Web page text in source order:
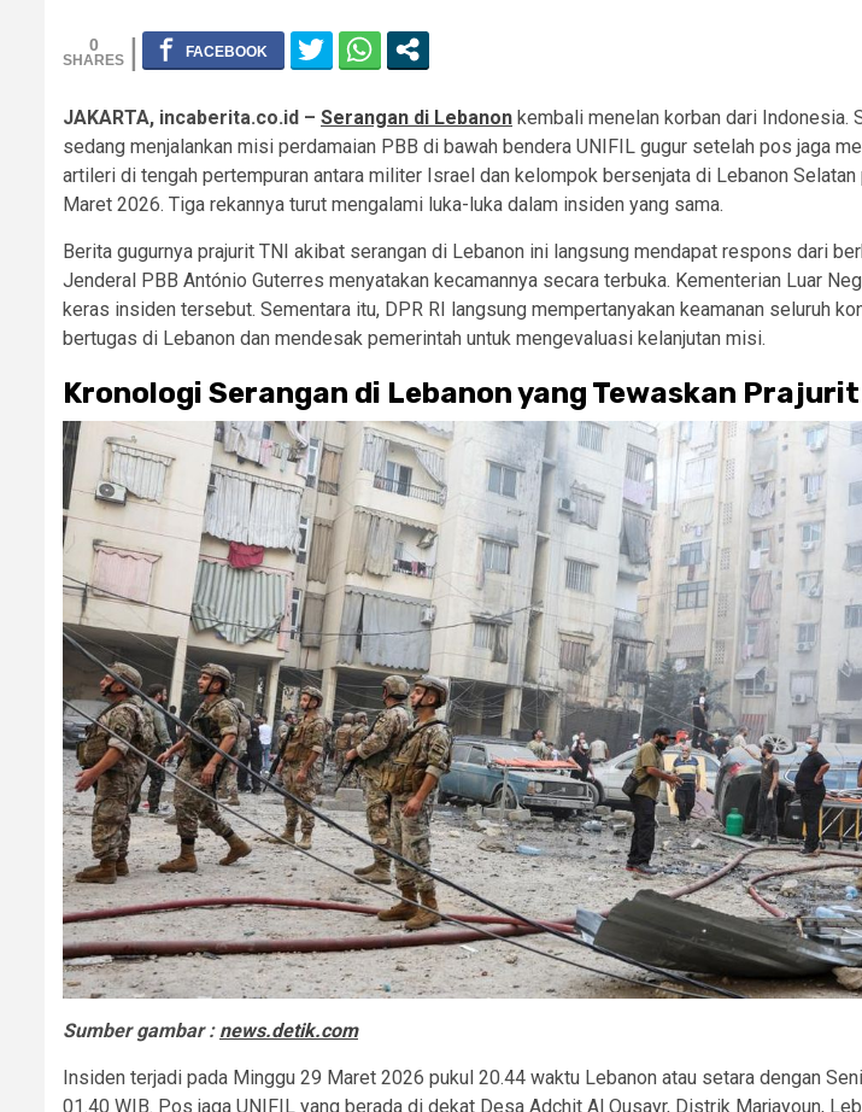
0
JAKARTA, incaberita.co.id – Serangan di Lebanon kembali menelan korban dari Indonesia.
sedang menjalankan misi perdamaian PBB di bawah bendera UNIFIL gugur setelah pos jaga
artileri di tengah pertempuran antara militer Israel dan kelompok bersenjata di Lebanon Selatan
Maret 2026. Tiga rekannya turut mengalami luka-luka dalam insiden yang sama.
Berita gugurnya prajurit TNI akibat serangan di Lebanon ini langsung mendapat respons dari
Jenderal PBB António Guterres menyatakan kecamannya secara terbuka. Kementerian Luar
keras insiden tersebut. Sementara itu, DPR RI langsung mempertanyakan keamanan seluruh
bertugas di Lebanon dan mendesak pemerintah untuk mengevaluasi kelanjutan misi.
Kronologi Serangan di Lebanon yang Tewaskan Prajurit
Sumber gambar : news.detik.com
Insiden terjadi pada Minggu 29 Maret 2026 pukul 20.44 waktu Lebanon atau setara dengan
01.40 WIB. Pos jaga UNIFIL yang berada di dekat Desa Adchit Al Qusayr, Distrik Marjayoun,